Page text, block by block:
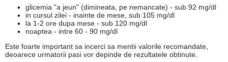
glicemia "a jeun" (dimineata, pe nemancate) - sub 92 mg/dl
in cursul zilei - inainte de mese, sub 105 mg/dl
la 1-2 ore dupa mese - sub 120 mg/dl
noaptea - intre 60 - 90 mg/dl
Este foarte important sa incerci sa mentii valorile recomandate,
deoarece urmatorii pasi vor depinde de rezultatele obtinute.